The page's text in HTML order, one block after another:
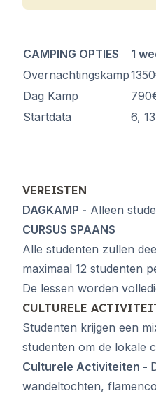
CAMPING OPTIES 1
Overnachtingskamp
Dag Kamp
Startdata
6,
VEREISTEN
DAGKAMP - Alleen
CURSUS SPAANS
Alle studenten zullen
maximaal 12 studenten
De lessen worden
CULTURELE
Studenten krijgen een
studenten om de lokale
Culturele Activiteiten -
wandeltochten,